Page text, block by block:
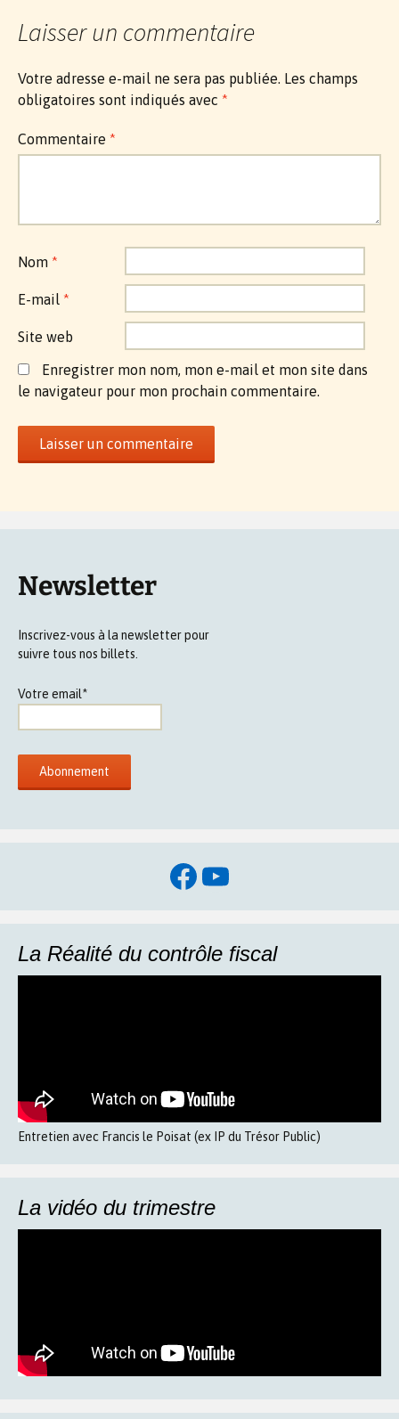
Laisser un commentaire
Votre adresse e-mail ne sera pas publiée. Les champs
obligatoires sont indiqués avec *
Commentaire *
Nom *
E-mail *
Site web
Enregistrer mon nom, mon e-mail et mon site dans
le navigateur pour mon prochain commentaire.
Newsletter
Inscrivez-vous à la newsletter pour
suivre tous nos billets.
Votre email*
Facebook
YouTube
La Réalité du contrôle fiscal
Entretien avec Francis le Poisat (ex IP du Trésor Public)
La vidéo du trimestre